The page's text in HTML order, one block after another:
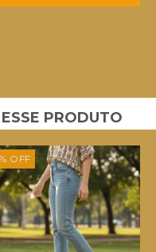
PRODUTO
% OFF